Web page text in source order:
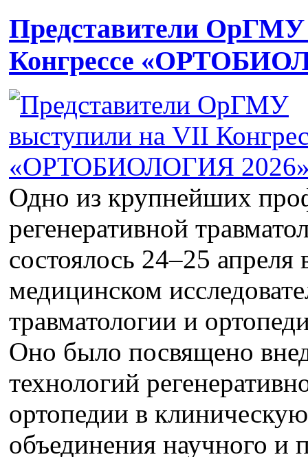
Представители
Конгрессе
Одно из крупнейших
регенеративной
состоялось 24–25
медицинском
травматологии и
Оно было посвящено
технологий
ортопедии в
объединения научного и